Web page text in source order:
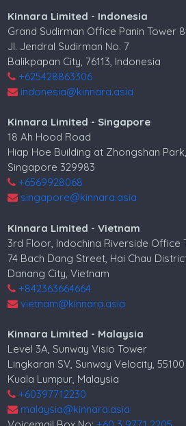
Kinnara Limited - Indonesia
Grand Sudirman Office Panin Tower
Jl. Jendral Sudirman No. 7
Balikpapan City, 76113, Indonesia
+625428863306
indonesia@kinnara.asia
Kinnara Limited - Singapore
18 Ah Hood Road
Hiap Hoe Building at Zhongshan
Singapore 329983
+6569928068
singapore@kinnara.asia
Kinnara Limited - Vietnam
3rd Floor, Indochina Riverside Office
74 Bach Dang Street, Hai Chau
Danang City, Vietnam
+842363664664
vietnam@kinnara.asia
Kinnara Limited - Malaysia
Level 3A, Sunway Visio Tower
Lingkaran SV, Sunway Velocity, 55100
Kuala Lumpur, Malaysia
+60397712230
malaysia@kinnara.asia